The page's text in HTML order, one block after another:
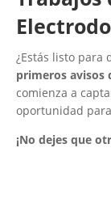
¿Estás listo para
primeros avisos
comienza a
oportunidad
¡No dejes que